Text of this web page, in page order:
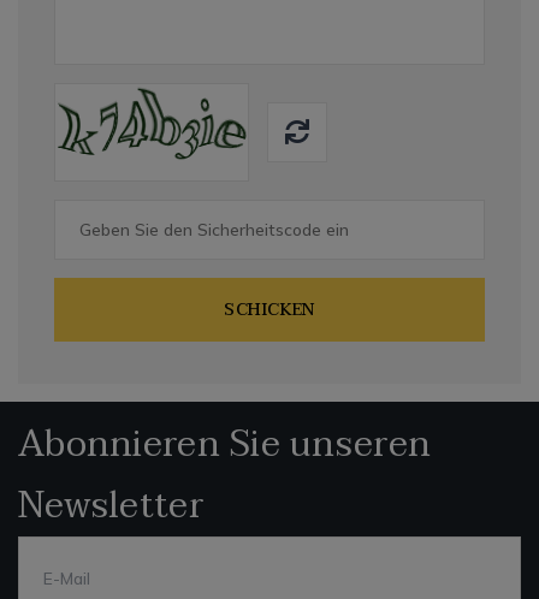
SCHICKEN
Abonnieren Sie unseren
Newsletter